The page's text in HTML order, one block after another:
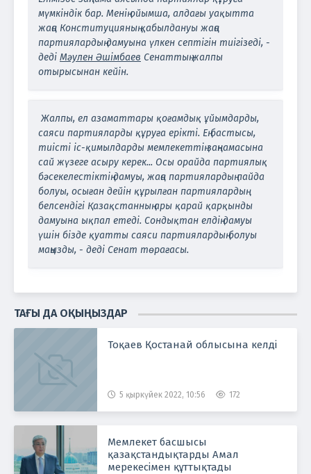
мүмкіндік бар. Менің ойымша, алдағы уақытта
жаңа Конституцияның қабылдануы жаңа
партиялардың дамуына үлкен септігін тиігізеді, -
деді Мәулен Әшімбаев Сенаттың жалпы
отырысынан кейін.
Жалпы, ел азаматтары қоғамдық ұйымдарды,
саяси партияларды құруға ерікті. Ең бастысы,
тиісті іс-қимылдарды мемлекеттің заңнамасына
сай жүзеге асыру керек... Осы орайда партиялық
бәсекелестіктің дамуы, жаңа партиялардың пайда
болуы, осыған дейін құрылған партиялардың
белсендігі Қазақстанның ары қарай қарқынды
дамуына ықпал етеді. Сондықтан елдің дамуы
үшін бізде қуатты саяси партиялардың болуы
маңызды, - деді Сенат төрағасы.
ТАҒЫ ДА ОҚЫҢЫЗДАР
Тоқаев Қостанай облысына келді
5 қыркүйек 2022, 10:56 172
Мемлекет басшысы
қазақстандықтарды Амал
мерекесімен құттықтады